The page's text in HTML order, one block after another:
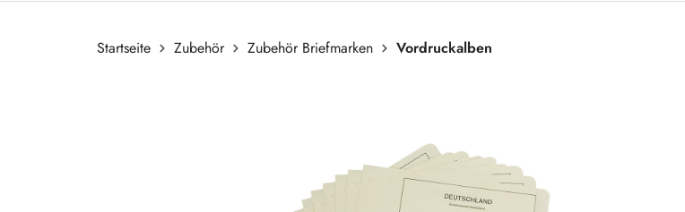
Startseite Zubehör Zubehör Briefmarken
Vordruckalben